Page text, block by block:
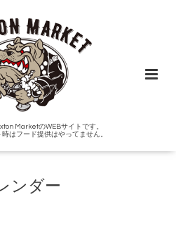
MarketのWEBサイトです。
はフード提供はやってません。
ンダー